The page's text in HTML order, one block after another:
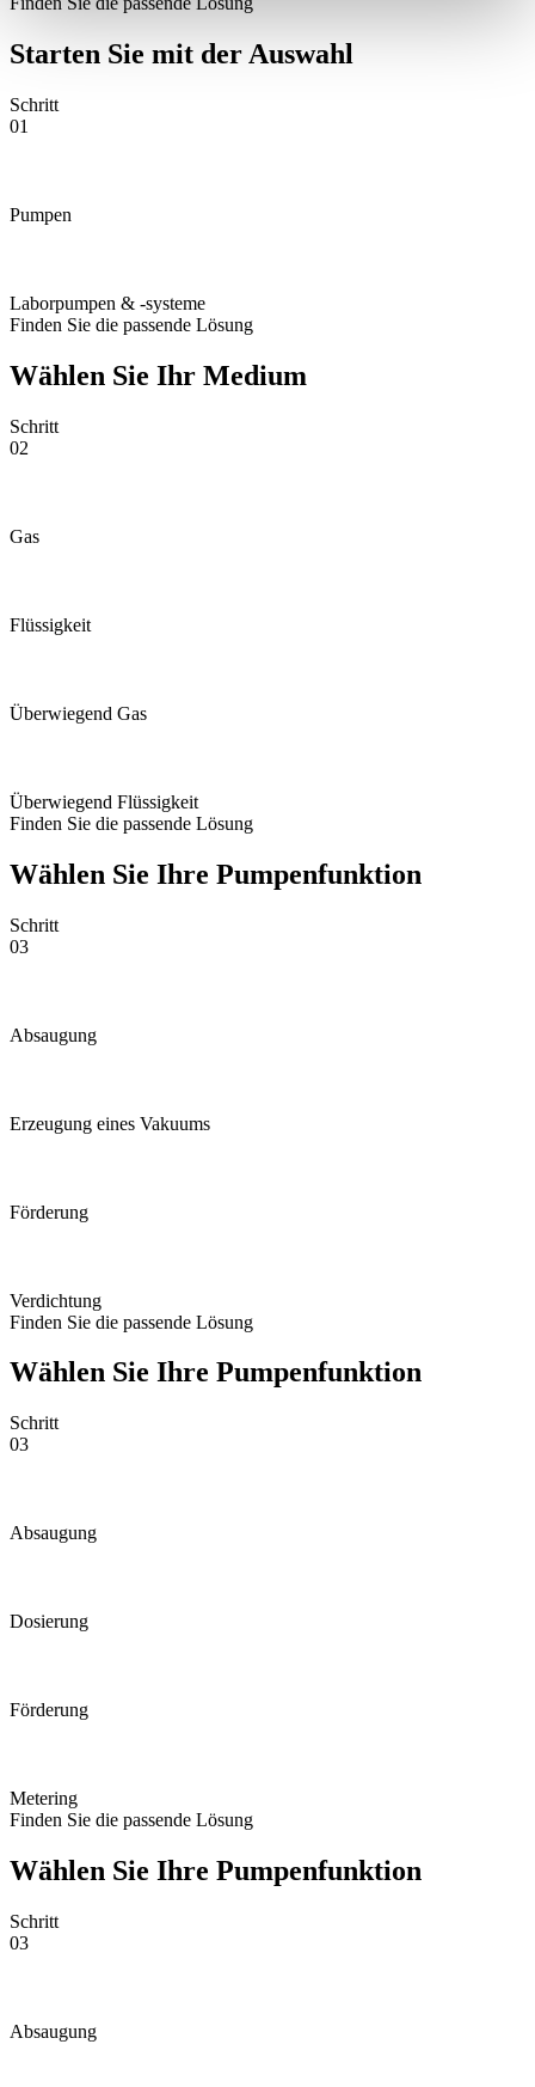
Starten Sie mit der Auswahl
Schritt
01
Pumpen
Laborpumpen & -systeme
Finden Sie die passende Lösung
Wählen Sie Ihr Medium
Schritt
02
Gas
Flüssigkeit
Überwiegend Gas
Überwiegend Flüssigkeit
Finden Sie die passende Lösung
Wählen Sie Ihre Pumpenfunktion
Schritt
03
Absaugung
Erzeugung eines Vakuums
Förderung
Verdichtung
Finden Sie die passende Lösung
Wählen Sie Ihre Pumpenfunktion
Schritt
03
Absaugung
Dosierung
Förderung
Metering
Finden Sie die passende Lösung
Wählen Sie Ihre Pumpenfunktion
Schritt
03
Absaugung